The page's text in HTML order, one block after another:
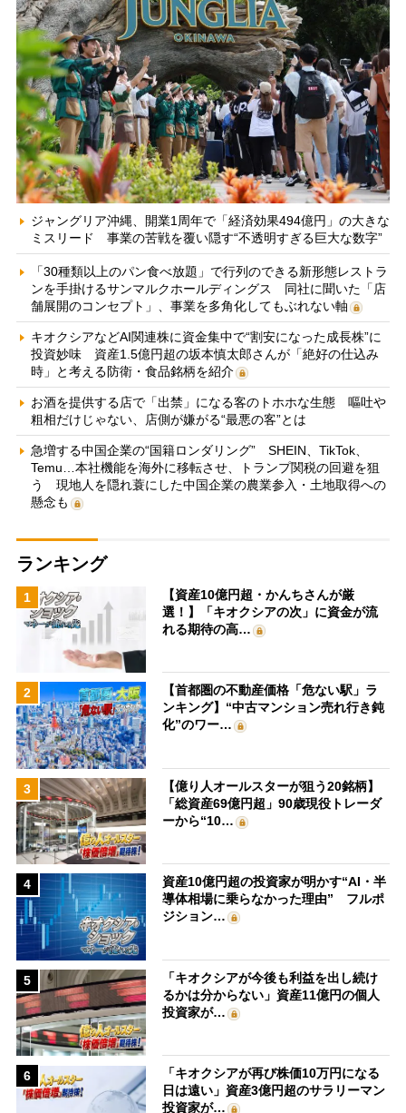
ジャングリア沖縄、開業1周年で「経済効果494億円」の大きな
ミスリード 事業の苦戦を覆い隠す“不透明すぎる巨大な数字”
「30種類以上のパン食べ放題」で行列のできる新形態レストラ
ンを手掛けるサンマルクホールディングス 同社に聞いた「店
舗展開のコンセプト」、事業を多角化してもぶれない軸
キオクシアなどAI関連株に資金集中で“割安になった成長株”に
投資妙味 資産1.5億円超の坂本慎太郎さんが「絶好の仕込み
時」と考える防衛・食品銘柄を紹介
お酒を提供する店で「出禁」になる客のトホホな生態 嘔吐や
粗相だけじゃない、店側が嫌がる“最悪の客”とは
急増する中国企業の“国籍ロンダリング” SHEIN、TikTok、
Temu…本社機能を海外に移転させ、トランプ関税の回避を狙
う 現地人を隠れ蓑にした中国企業の農業参入・土地取得への
懸念も
ランキング
1
【資産10億円超・かんちさんが厳
選！】「キオクシアの次」に資金が流
れる期待の高…
2
【首都圏の不動産価格「危ない駅」ラ
ンキング】“中古マンション売れ行き鈍
化”のワー…
3
【億り人オールスターが狙う20銘柄】
「総資産69億円超」90歳現役トレーダ
ーから“10…
4
資産10億円超の投資家が明かす“AI・半
導体相場に乗らなかった理由” フルポ
ジション…
5
「キオクシアが今後も利益を出し続け
るかは分からない」資産11億円の個人
投資家が…
6
「キオクシアが再び株価10万円になる
日は遠い」資産3億円超のサラリーマン
投資家が…